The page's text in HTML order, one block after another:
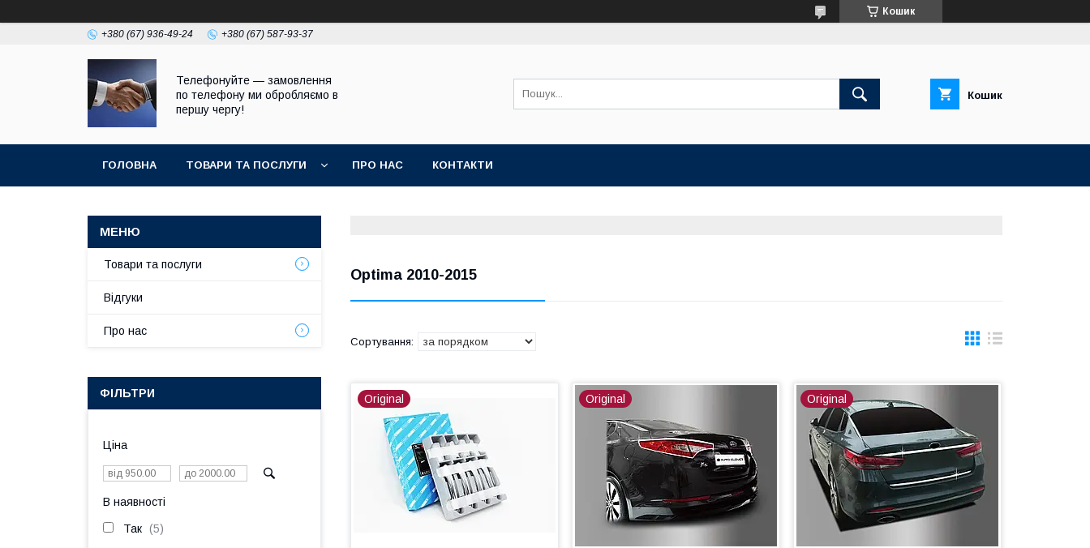
Кошик
+380 (67) 936-49-24 +380 (67) 587-93-37
Телефонуйте — замовлення
по телефону ми обробляємо в
першу чергу!
Кошик
ГОЛОВНА ТОВАРИ ТА ПОСЛУГИ ПРО НАС КОНТАКТИ
Optima 2010-2015
Original Original Original
Товари та послуги
Відгуки
Про нас
ФІЛЬТРИ
Ціна
В наявності
Так 5